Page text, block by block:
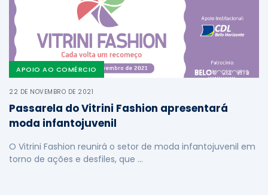
APOIO AO COMÉRCIO
22 DE NOVEMBRO DE 2021
Passarela do Vitrini Fashion apresentará
moda infantojuvenil
O Vitrini Fashion reunirá o setor de moda infantojuvenil em
torno de ações e desfiles, que …